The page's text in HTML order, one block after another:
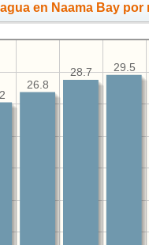
en Naama Bay por
29.5
28.7
26.8